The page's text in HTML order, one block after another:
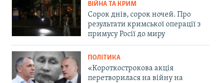
ВІЙНА ТА КРИМ
Сорок днів, сорок ночей. Про
результати кримської операції з
примусу Росії до миру
ПОЛІТИКА
«Короткострокова акція
перетворилася на війну на